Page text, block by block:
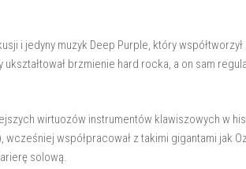
i jedyny muzyk Deep Purple, który
ukształtował brzmienie hard rocka, a on sam
wirtuozów instrumentów klawiszowych w
wcześniej współpracował z takimi gigantami jak
solową.